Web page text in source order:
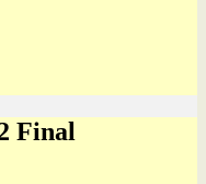
Final